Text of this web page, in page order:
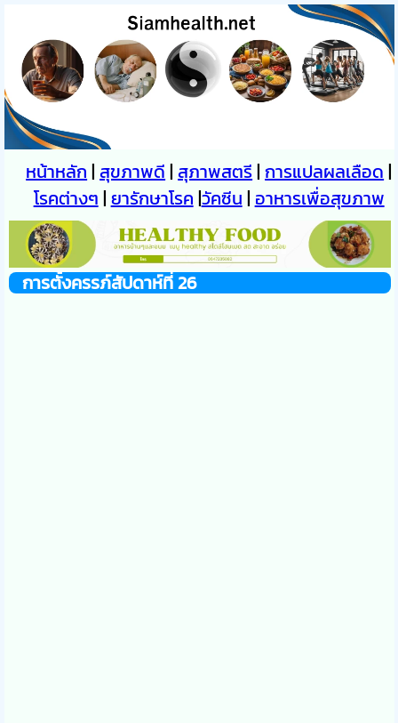
หน้าหลัก | สุขภาพดี | สุภาพสตรี|การแปลผลเลือด |
โรคต่างๆ | ยารักษาโรค |วัคซีน | อาหารเพื่อสุขภาพ
การตั้งครรภ์สัปดาห์ที่ 26